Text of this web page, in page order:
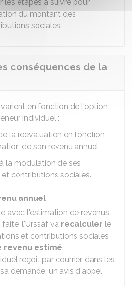
les étapes à suivre pour
du montant des
sociales.
conséquences de la
en fonction de l'option
individuel :
la réévaluation en fonction
de son revenu annuel
la modulation de ses
contributions sociales.
annuel
avec l'estimation de revenus
faite, l'Urssaf va recalculer le
et contributions sociales
revenu estimé.
reçoit par courrier, dans les
demande, un avis d'appel